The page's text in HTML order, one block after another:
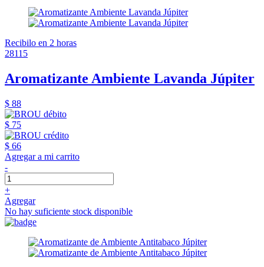
Recibilo en 2 horas
28115
Aromatizante Ambiente Lavanda Júpiter
$ 88
$ 75
$ 66
Agregar a mi carrito
-
+
Agregar
No hay suficiente stock disponible